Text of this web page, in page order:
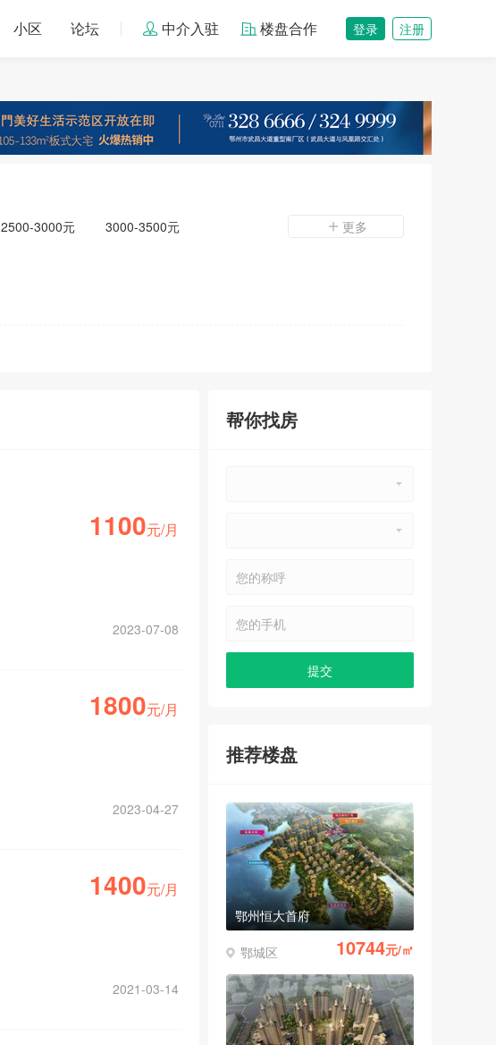
小区 论坛 中介入驻 楼盘合作 登录 注册
2500-3000元
3000-3500元
更多
2023-07-08
1100元/月
2023-04-27
1800元/月
2021-03-14
1400元/月
帮你找房
推荐楼盘
鄂州恒大首府
鄂城区 10744元/㎡